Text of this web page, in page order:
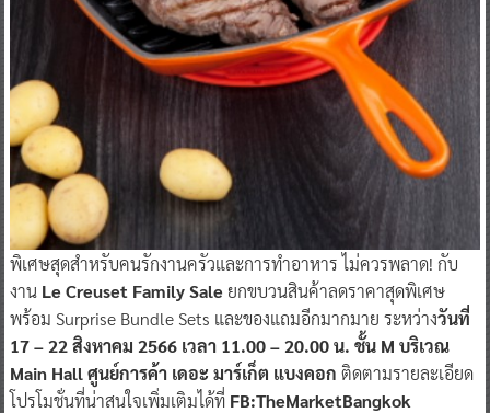
พิเศษสุดสำหรับคนรักงานครัวและการทำอาหาร ไม่ควรพลาด! กับ
งานLe Creuset Family Saleยกขบวนสินค้าลดราคาสุดพิเศษ
พร้อม Surprise Bundle Sets และของแถมอีกมากมาย ระหว่างวันที่
17 – 22 สิงหาคม 2566 เวลา 11.00 – 20.00 น. ชั้น M บริเวณ
Main Hall ศูนย์การค้า เดอะ มาร์เก็ต แบงคอก ติดตามรายละเอียด
โปรโมชั่นที่น่าสนใจเพิ่มเติมได้ที่ FB:TheMarketBangkok